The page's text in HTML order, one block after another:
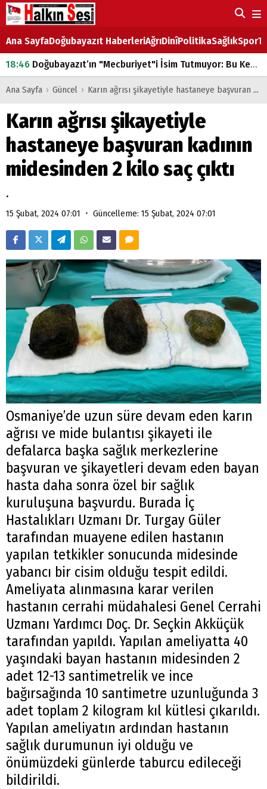
Ana SayfaDoğubayazıt HaberleriAğrıDinîPolitikaSağlıkSpor
18:46 Doğubayazıt’ın "Mecburiyet"i İsim Tutmuyor: Bu Kez de Mem u Zîn Oldu!
07:53Doğubayazıt’ta Ekmek Fiyatlarına Zam
Doğubayazıt'ta çocukların sırtındaki ağır yük
07:00 DEVLET ve HÜKÜMET
18:29ÇARŞI CADDESİ YAZ BOZ TAHTASI
Ana Sayfa › Güncel › Karın ağrısı şikayetiyle hastaneye başvuran kadının midesinden 2 kilo saç çıktı
Karın ağrısı şikayetiyle
hastaneye başvuran kadının
midesinden 2 kilo saç çıktı
.
15 Şubat, 2024 07:01 • Güncelleme: 15 Şubat, 2024 07:01
Osmaniye’de uzun süre devam eden karın
ağrısı ve mide bulantısı şikayeti ile
defalarca başka sağlık merkezlerine
başvuran ve şikayetleri devam eden bayan
hasta daha sonra özel bir sağlık
kuruluşuna başvurdu. Burada İç
Hastalıkları Uzmanı Dr. Turgay Güler
tarafından muayene edilen hastanın
yapılan tetkikler sonucunda midesinde
yabancı bir cisim olduğu tespit edildi.
Ameliyata alınmasına karar verilen
hastanın cerrahi müdahalesi Genel Cerrahi
Uzmanı Yardımcı Doç. Dr. Seçkin Akküçük
tarafından yapıldı. Yapılan ameliyatta 40
yaşındaki bayan hastanın midesinden 2
adet 12-13 santimetrelik ve ince
bağırsağında 10 santimetre uzunluğunda 3
adet toplam 2 kilogram kıl kütlesi çıkarıldı.
Yapılan ameliyatın ardından hastanın
sağlık durumunun iyi olduğu ve
önümüzdeki günlerde taburcu edileceği
bildirildi.